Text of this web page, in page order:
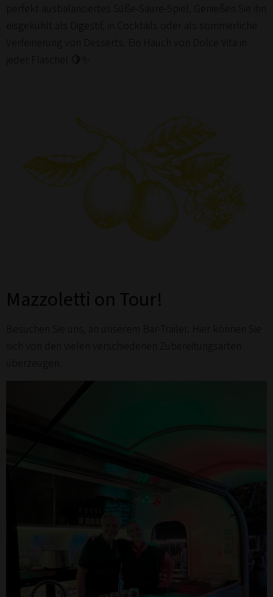
perfekt ausbalanciertes Süße-Säure-Spiel. Genießen Sie ihn
eisgekühlt als Digestif, in Cocktails oder als sommerliche
Verfeinerung von Desserts. Ein Hauch von Dolce Vita in
jeder Flasche! 🍋✨
Mazzoletti on Tour!
Besuchen Sie uns, an unserem Bar-Trailer. Hier können Sie
sich von den vielen verschiedenen Zubereitungsarten
überzeugen.